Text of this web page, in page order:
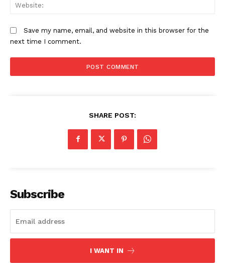
Save my name, email, and website in this browser for the
next time I comment.
SHARE POST:
Subscribe
I WANT IN